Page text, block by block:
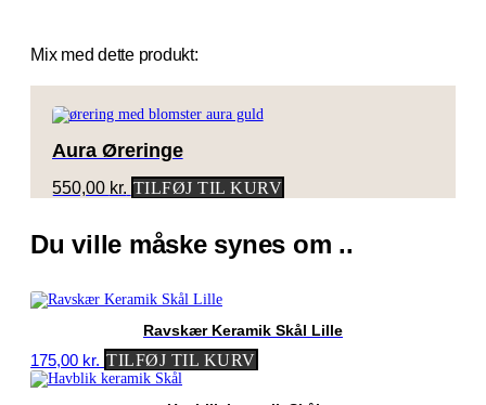
Mix med dette produkt:
Aura Øreringe
550,00 kr. TILFØJ TIL KURV
Du ville måske synes om ..
Ravskær Keramik Skål Lille
175,00 kr. TILFØJ TIL KURV